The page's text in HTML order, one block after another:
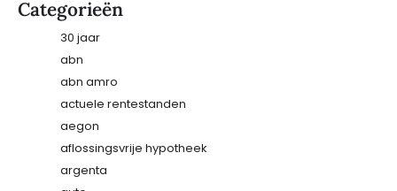
Categorieën
30 jaar
abn
abn amro
actuele rentestanden
aegon
aflossingsvrije hypotheek
argenta